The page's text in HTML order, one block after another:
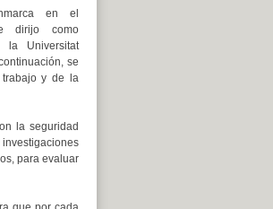
en el
dirijo como
la Universitat
se
trabajo y de la
la seguridad
para evaluar